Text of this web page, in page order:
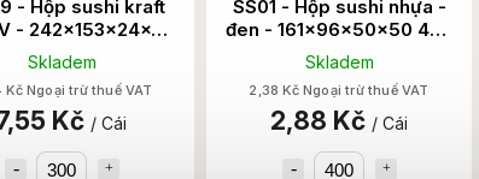
- Hộp sushi kraft
- 242x153x24x50
300 Set/Thùng
Skladem
Kč Ngoại trừ thuế VAT
Kč / Cái
SS01 - Hộp sushi nhựa -
đen - 161x96x50x50 400
Set/Thùng
Skladem
2,38 Kč Ngoại trừ thuế VAT
2,88 Kč / Cái